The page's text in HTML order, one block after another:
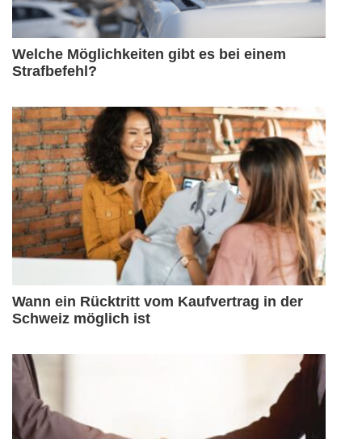
Welche Möglichkeiten gibt es bei einem
Strafbefehl?
Wann ein Rücktritt vom Kaufvertrag in der
Schweiz möglich ist